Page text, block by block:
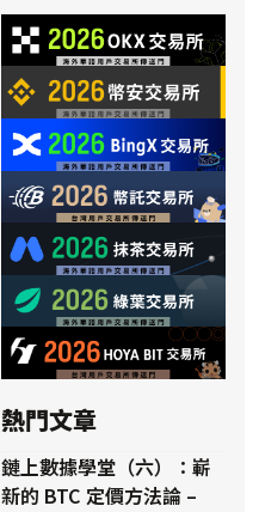
熱門文章
鏈上數據學堂（六）：嶄
新的 BTC 定價方法論 –